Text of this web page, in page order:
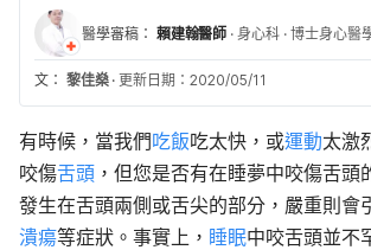
醫學審稿： 賴建翰醫師 · 身心科 · 博士身心醫
文： 黎佳燊 · 更新日期：2020/05/11
有時候，當我們吃飯吃太快，或運動太激
咬傷舌頭 ，但您是否有在睡夢中咬傷舌頭
發生在舌頭兩側或舌尖的部分，嚴重則會
潰瘍等症狀。事實上， 睡眠中咬舌頭並不